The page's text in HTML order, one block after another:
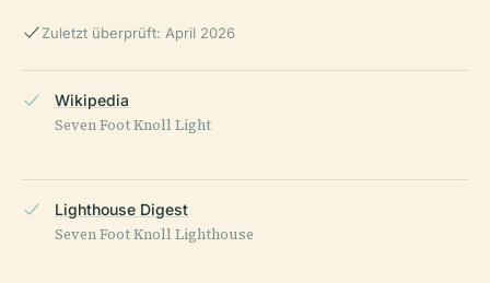
Zuletzt überprüft: April 2026
Wikipedia
Seven Foot Knoll Light
Lighthouse Digest
Seven Foot Knoll Lighthouse